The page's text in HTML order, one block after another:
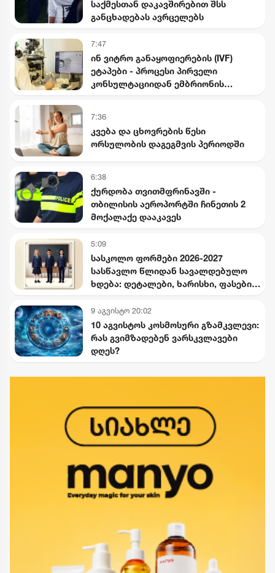
საქმესთან დაკავშირებით შსს
განცხადებას ავრცელებს
7:47
ინ ვიტრო განაყოფიერების (IVF)
ეტაპები - პროცესი პირველი
კონსულტაციიდან ემბრიონის
7:36
კვება და ცხოვრების წესი
ორსულობის დაგეგმვის პერიოდში
6:38
ქურდობა თვითმფრინავში -
თბილისის აეროპორტში ჩინეთის 2
მოქალაქე დააკავეს
5:09
სასკოლო ფორმები 2026-2027
სასწავლო წლიდან სავალდებულო
ხდება: დეტალები, ხარისხი, ფასები
9 აგვისტო 20:02
10 აგვისტოს კოსმოსური გზამკვლევი:
რას გვიმზადებენ ვარსკვლავები
დღეს?